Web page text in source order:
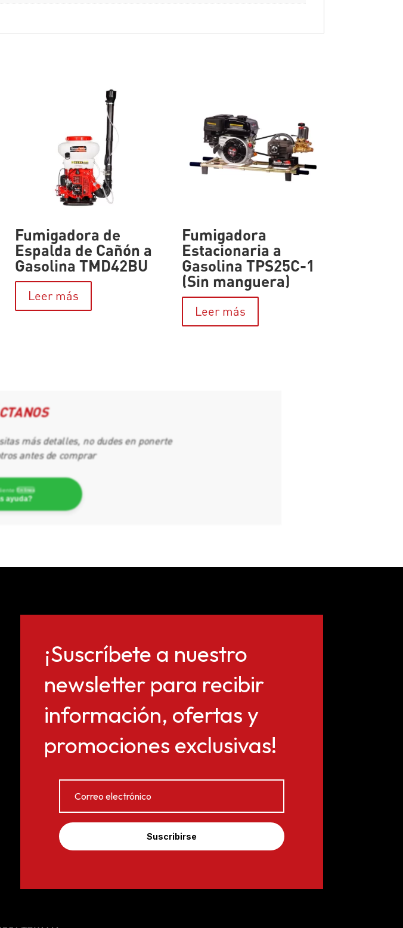
Fumigadora de
Espalda de Cañón a
Gasolina TMD42BU
Leer más
Fumigadora
Estacionaria a
Gasolina TPS25C-1
(Sin manguera)
Leer más
más detalles, no dudes en ponerte
antes de comprar
En línea
ayuda?
¡Suscríbete a nuestro
newsletter para recibir
información, ofertas y
promociones exclusivas!
Suscribirse